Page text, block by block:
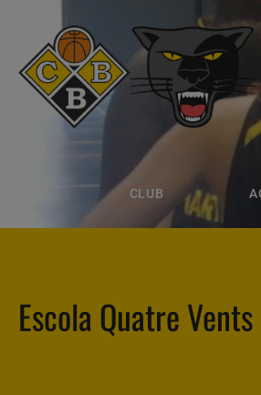
CLUB ACTUALITAT
Escola Quatre